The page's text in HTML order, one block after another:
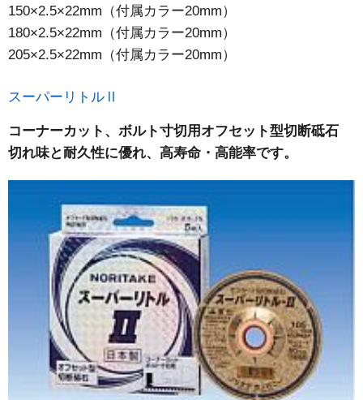
150×2.5×22mm（付属カラー20mm）
180×2.5×22mm（付属カラー20mm）
205×2.5×22mm（付属カラー20mm）
スーパーリトルⅡ
コーナーカット、ボルト寸切用オフセット型切断砥石
切れ味と耐久性に優れ、高寿命・高能率です。